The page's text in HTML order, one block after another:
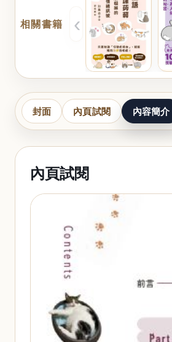
相關書籍 ‹
封面 內頁試閱 內容簡介
內頁試閱